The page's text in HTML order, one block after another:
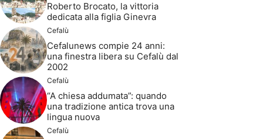
Roberto Brocato, la vittoria
dedicata alla figlia Ginevra
Cefalù
Cefalunews compie 24 anni:
una finestra libera su Cefalù dal
2002
Cefalù
“A chiesa addumata”: quando
una tradizione antica trova una
lingua nuova
Cefalù